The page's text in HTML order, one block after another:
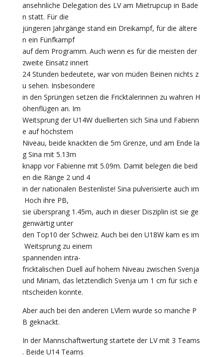
ansehnliche Delegation des LV am Mietrupcup in Bade
n statt. Für die
jüngeren Jahrgänge stand ein Dreikampf, für die ältere
n ein Fünfkampf
auf dem Programm. Auch wenn es für die meisten der
zweite Einsatz innert
24 Stunden bedeutete, war von müden Beinen nichts z
u sehen. Insbesondere
in den Sprüngen setzen die Fricktalerinnen zu wahren H
öhenflügen an. Im
Weitsprung der U14W duellierten sich Sina und Fabienn
e auf höchstem
Niveau, beide knackten die 5m Grenze, und am Ende la
g Sina mit 5.13m
knapp vor Fabienne mit 5.09m. Damit belegen die beid
en die Ränge 2 und 4
in der nationalen Bestenliste! Sina pulverisierte auch im
Hoch ihre PB,
sie übersprang 1.45m, auch in dieser Disziplin ist sie ge
genwärtig unter
den Top10 der Schweiz. Auch bei den U18W kam es im
Weitsprung zu einem
spannenden intra-
fricktalischen Duell auf hohem Niveau zwischen Svenja
und Miriam, das letztendlich Svenja um 1 cm für sich e
ntscheiden konnte.
Aber auch bei den anderen LVlern wurde so manche P
B geknackt.
In der Mannschaftwertung startete der LV mit 3 Teams
. Beide U14 Teams